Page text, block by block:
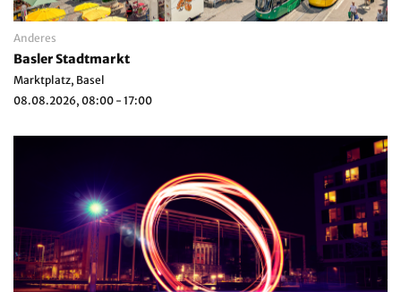
Anderes
Basler Stadtmarkt
Marktplatz, Basel
08.08.2026, 08:00 - 17:00